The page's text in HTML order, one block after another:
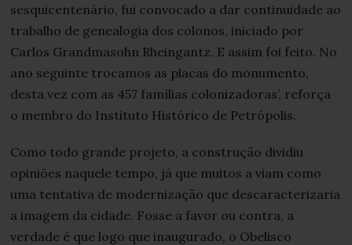
sesquicentenário, fui convocado a dar continuidade ao
trabalho de genealogia dos colonos, iniciado por
Carlos Grandmasohn Rheingantz. E assim foi feito. No
ano seguinte trocamos as placas do monumento,
desta vez com as 457 famílias colonizadoras’, reforça
o membro do Instituto Histórico de Petrópolis.
Como todo grande projeto, a construção dividiu
opiniões naquele tempo, já que muitos a viam como
uma tentativa de modernização que descaracterizaria
a imagem da cidade. Fosse a favor ou contra, a
verdade é que logo que inaugurado, o Obelisco